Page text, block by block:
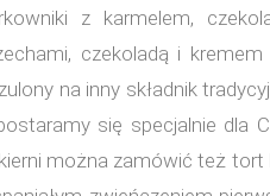
z karmelem,
czekoladą i
na inny składnik
się specjalnie dla
można zamówić też tort